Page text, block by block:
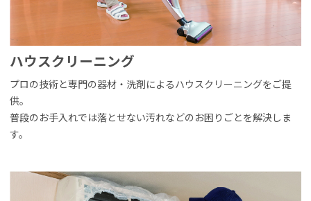
ハウスクリーニング
プロの技術と専門の器材・洗剤によるハウスクリーニングをご提
供。
普段のお手入れでは落とせない汚れなどのお困りごとを解決しま
す。